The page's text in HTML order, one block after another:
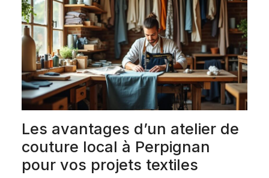
Les avantages d’un atelier de
couture local à Perpignan
pour vos projets textiles